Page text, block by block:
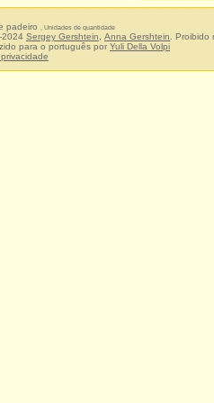
padeiro , Unidades de quantidade
2024 Sergey Gershtein Anna Gershtein .
para o português por Yuli Della Volpi